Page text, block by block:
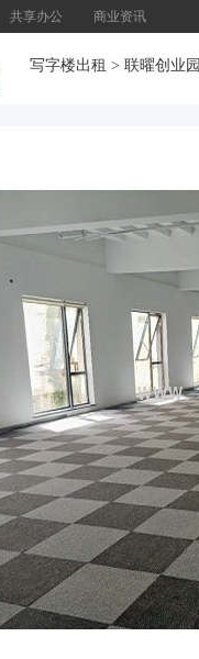
共享办公 商业资讯
写字楼出租 > 联曜创业园